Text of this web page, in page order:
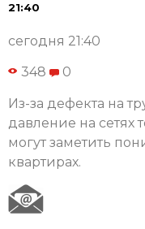
21:40
сегодня 21:40
348 0
Из-за дефекта на
давление на сетях
могут заметить
квартирах.